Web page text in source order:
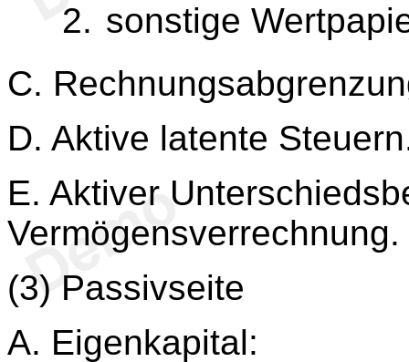
sonstige
C.
D. Aktive latente
E. Aktiver
Vermögensverrechnung.
(3) Passivseite
A. Eigenkapital: